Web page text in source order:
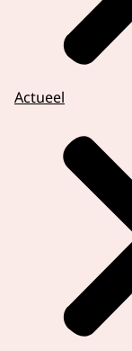
Actueel